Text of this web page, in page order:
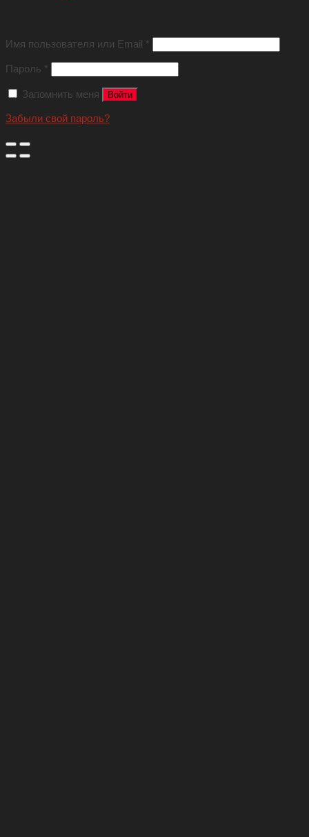
Имя пользователя или Email *
Пароль *
Запомнить меня Войти
Забыли свой пароль?